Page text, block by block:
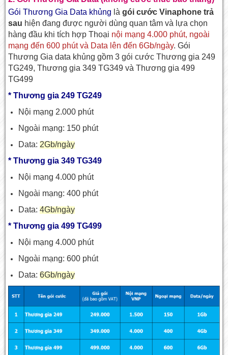
Gói Thương Gia Data khủng làgói cước Vinaphone trả
sau hiện đang được người dùng quan tâm và lựa chọn
hàng đầu khi tích hợp Thoại nội mạng 4.000 phút, ngoài
mạng đến 600 phút và Data lên đến 6Gb/ngày. Gói
Thương Gia data khủng gồm 3 gói cướcThương gia 249
TG249, Thương gia 349 TG349 và Thương gia 499
TG499
* Thương gia 249 TG249
Nội mạng 2.000 phút
Ngoài mạng: 150 phút
Data: 2Gb/ngày
* Thương gia 349 TG349
Nội mạng 4.000 phút
Ngoài mạng: 400 phút
Data:4Gb/ngày
* Thương gia 499 TG499
Nội mạng 4.000 phút
Ngoài mạng: 600 phút
Data:6Gb/ngày